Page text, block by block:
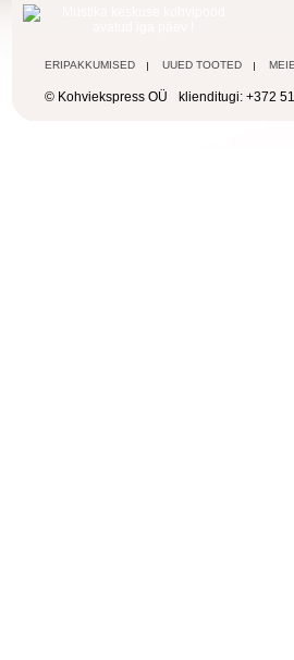
ERIPAKKUMISED UUED TOOTED
© Kohviekspress OÜ klienditugi: +372